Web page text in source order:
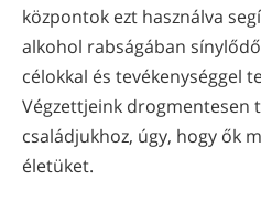
központok ezt használva
alkohol rabságában
célokkal és tevékenységgel
Végzettjeink drogmentesen
családjukhoz, úgy, hogy ők
életüket.